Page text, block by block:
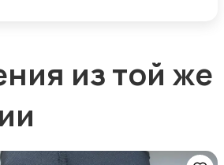
из той же